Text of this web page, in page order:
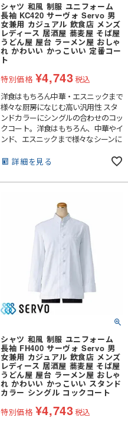
シャツ 和風 制服 ユニフォーム
長袖 KC420 サーヴォ Servo 男
女兼用 カジュアル 飲食店 メンズ
レディース 居酒屋 蕎麦屋 そば屋
うどん屋 屋台 ラーメン屋 おしゃ
れ かわいい かっこいい 定番コー
ト
特別価格 ¥4,743税込
洋食はもちろん中華・エスニックまで
様々な厨房になじむ高い汎用性 スタ
ンドカラーにシングルの合わせのコッ
クコート。洋食はもちろん、中華やイ
ンド、エスニックまで様々なシーンに
り返しのカフスは鍋つかみになるのが
してあるのはいざというときに鍋つか
れたプロフェッショナルなディティー
詳細を見る
シャツ 和風 制服 ユニフォーム
長袖 FH400 サーヴォ Servo 男
女兼用 カジュアル 飲食店 メンズ
レディース 居酒屋 蕎麦屋 そば屋
うどん屋 屋台 ラーメン屋 おしゃ
れ かわいい かっこいい スタンド
カラー シングル コックコート
特別価格 ¥4,743税込